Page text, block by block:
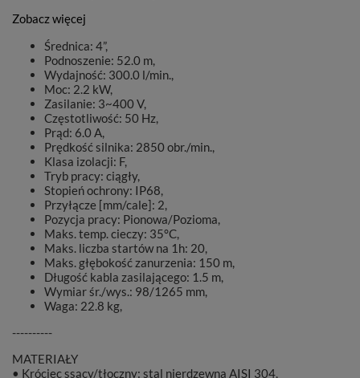
Zobacz więcej
Średnica: 4”,
Podnoszenie: 52.0 m,
Wydajność: 300.0 l/min.,
Moc: 2.2 kW,
Zasilanie: 3~400 V,
Częstotliwość: 50 Hz,
Prąd: 6.0 A,
Prędkość silnika: 2850 obr./min.,
Klasa izolacji: F,
Tryb pracy: ciągły,
Stopień ochrony: IP68,
Przyłącze [mm/cale]: 2,
Pozycja pracy: Pionowa/Pozioma,
Maks. temp. cieczy: 35°C,
Maks. liczba startów na 1h: 20,
Maks. głębokość zanurzenia: 150 m,
Długość kabla zasilającego: 1.5 m,
Wymiar śr./wys.: 98/1265 mm,
Waga: 22.8 kg,
----------
MATERIAŁY
• Króciec ssący/tłoczny: stal nierdzewna AISI 304,